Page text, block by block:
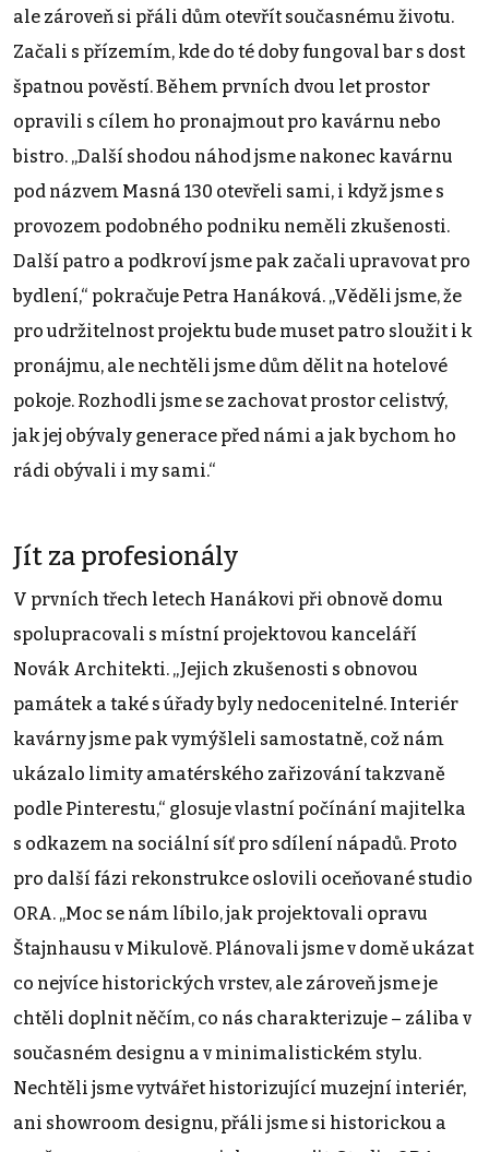
ale zároveň si přáli dům otevřít současnému životu.
Začali s přízemím, kde do té doby fungoval bar s dost
špatnou pověstí. Během prvních dvou let prostor
opravili s cílem ho pronajmout pro kavárnu nebo
bistro. „Další shodou náhod jsme nakonec kavárnu
pod názvem Masná 130 otevřeli sami, i když jsme s
provozem podobného podniku neměli zkušenosti.
Další patro a podkroví jsme pak začali upravovat pro
bydlení,“ pokračuje Petra Hanáková. „Věděli jsme, že
pro udržitelnost projektu bude muset patro sloužit i k
pronájmu, ale nechtěli jsme dům dělit na hotelové
pokoje. Rozhodli jsme se zachovat prostor celistvý,
jak jej obývaly generace před námi a jak bychom ho
rádi obývali i my sami.“
Jít za profesionály
V prvních třech letech Hanákovi při obnově domu
spolupracovali s místní projektovou kanceláří
Novák Architekti. „Jejich zkušenosti s obnovou
památek a také s úřady byly nedocenitelné. Interiér
kavárny jsme pak vymýšleli samostatně, což nám
ukázalo limity amatérského zařizování takzvaně
podle Pinterestu,“ glosuje vlastní počínání majitelka
s odkazem na sociální síť pro sdílení nápadů. Proto
pro další fázi rekonstrukce oslovili oceňované studio
ORA. „Moc se nám líbilo, jak projektovali opravu
Štajnhausu v Mikulově. Plánovali jsme v domě ukázat
co nejvíce historických vrstev, ale zároveň jsme je
chtěli doplnit něčím, co nás charakterizuje – záliba v
současném designu a v minimalistickém stylu.
Nechtěli jsme vytvářet historizující muzejní interiér,
ani showroom designu, přáli jsme si historickou a